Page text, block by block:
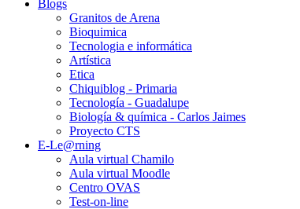
Blogs
Granitos de Arena
Bioquimica
Tecnologia e informática
Artística
Etica
Chiquiblog - Primaria
Tecnología - Guadalupe
Biología & química - Carlos Jaimes
Proyecto CTS
E-Le@rning
Aula virtual Chamilo
Aula virtual Moodle
Centro OVAS
Test-on-line